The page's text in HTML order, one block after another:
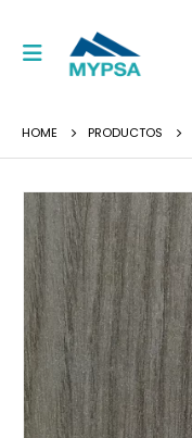
HOME PRODUCTOS